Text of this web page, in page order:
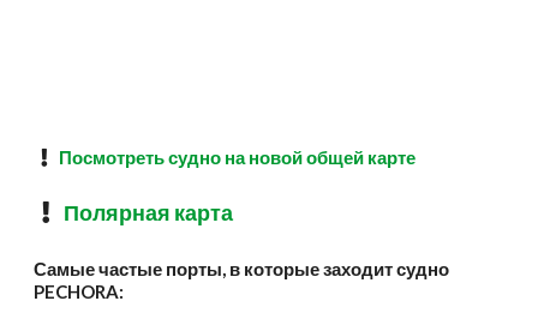
Посмотреть судно на новой общей карте
Полярная карта
Самые частые порты, в которые заходит судно
PECHORA: